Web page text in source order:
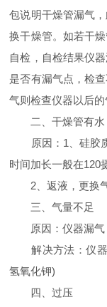
包说明干燥管漏气
换干燥管。如若干
自检，自检结果仪
是否有漏气点，检
气则检查仪器以后的
二、干燥管有水
原因：1、硅胶质
时间加长一般在120
2、返液，更换气
三、气量不足
原因：仪器漏气
解决方法：仪器
氢氧化钾)
四、过压